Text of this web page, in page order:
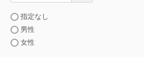
指定なし
男性
女性